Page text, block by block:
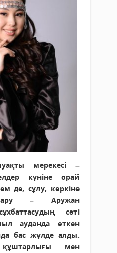
мерекесі –
күніне орай
де, сұлу, көркіне
– Аружан
сәті
ауданда өткен
бас жүлде алды.
мен